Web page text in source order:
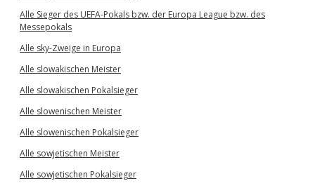
Alle Sieger des UEFA-Pokals bzw. der Europa League bzw. des
Messepokals
Alle sky-Zweige in Europa
Alle slowakischen Meister
Alle slowakischen Pokalsieger
Alle slowenischen Meister
Alle slowenischen Pokalsieger
Alle sowjetischen Meister
Alle sowjetischen Pokalsieger